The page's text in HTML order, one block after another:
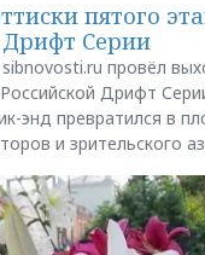
пятого
Дрифт Серии
провёл
Дрифт
энд превратился в
и зрительского